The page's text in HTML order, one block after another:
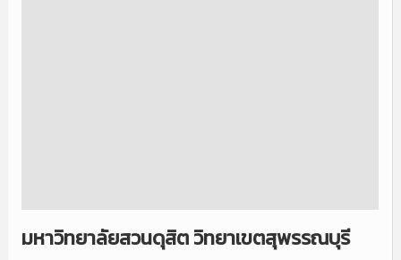
มหาวิทยาลัยสวนดุสิต วิทยาเขตสุพรรณบุรี